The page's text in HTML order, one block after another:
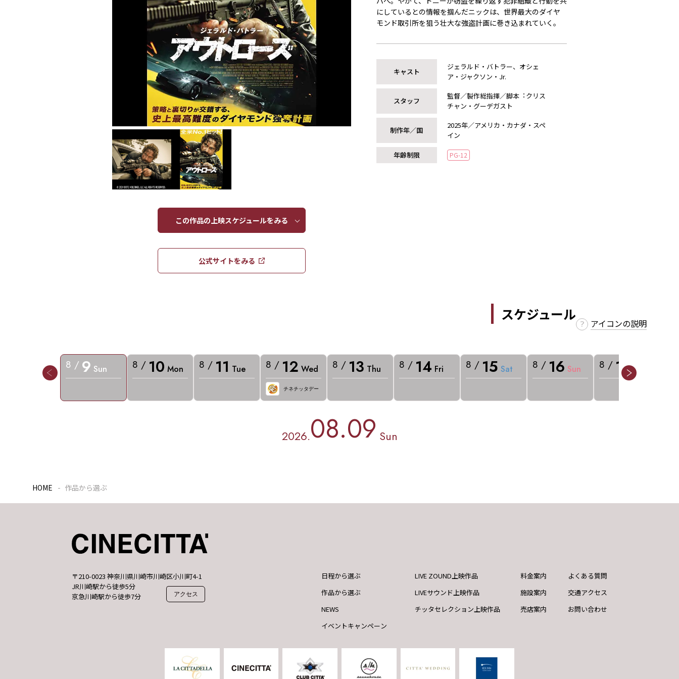
この作品の上映スケジュールをみる​​
公式サイトをみる​​
にしているとの情報を掴んだニックは、世界最⼤のダイヤ
モンド取引所を狙う壮⼤な強盗計画に巻き込まれていく。
キャスト
ジェラルド・バトラー、オシェ
ア・ジャクソン・Jr.
スタッフ
監督／製作総指揮／脚本︓クリス
チャン・グーデガスト
制作年／国
2025年／アメリカ・カナダ・スペ
イン
年齢制限 PG-12
スケジュール
アイコンの説明
8 / 9 Sun 8 / 10 Mon 8 / 11 Tue 8 / 12 Wed
チネチッタデー
8 / 13 Thu 8 / 14 Fri 8 / 15 Sat 8 / 16 Sun 8 / 17 Mon
2026.08.09 Sun
HOME 作品から選ぶ
〒210-0023 神奈川県川崎市川崎区小川町4-1
JR川崎駅から徒歩5分
京急川崎駅から徒歩7分
アクセス
日程から選ぶ
作品から選ぶ
NEWS
イベントキャンペーン
LIVE ZOUND上映作品
LIVEサウンド上映作品
チッタセレクション上映作品
料金案内
施設案内
売店案内
よくある質問
交通アクセス
お問い合わせ